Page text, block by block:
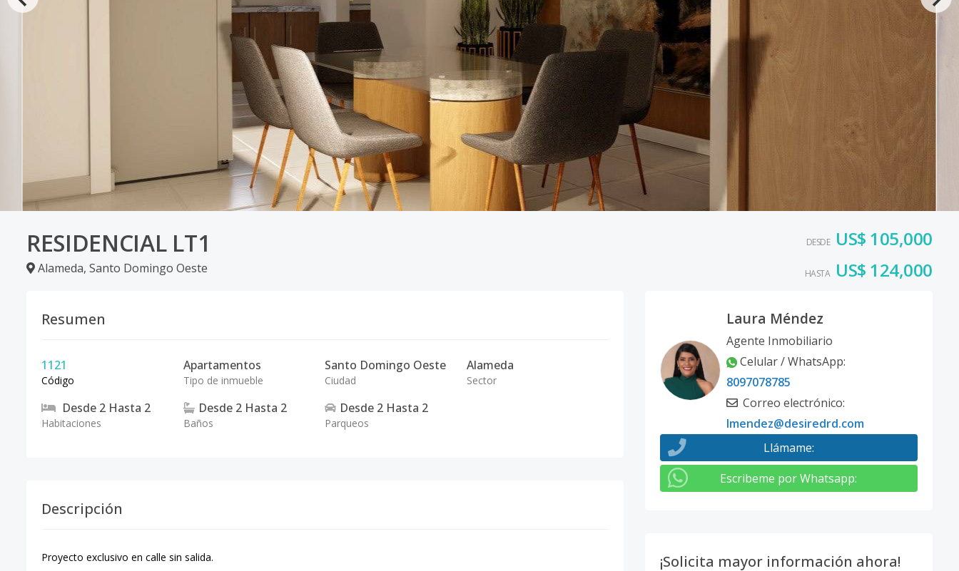
RESIDENCIAL LT1
Alameda, Santo Domingo Oeste
DESDE US$ 105,000
HASTA US$ 124,000
Resumen
1121
Código
Apartamentos
Tipo de inmueble
Santo Domingo Oeste
Ciudad
Alameda
Sector
Desde 2 Hasta 2
Habitaciones
Desde 2 Hasta 2
Baños
Desde 2 Hasta 2
Parqueos
Descripción
Proyecto exclusivo en calle sin salida.
Laura Méndez
Agente Inmobiliario
Celular / WhatsApp:
8097078785
Correo electrónico:
lmendez@desiredrd.com
Llámame:
Escribeme por Whatsapp:
¡Solicita mayor información ahora!